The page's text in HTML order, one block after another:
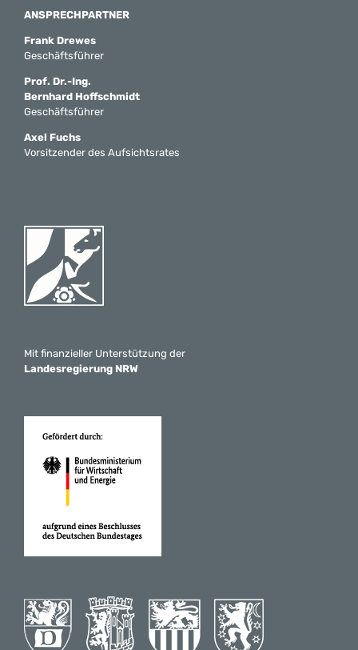
ANSPRECHPARTNER
Frank Drewes
Geschäftsführer
Prof. Dr.-Ing.
Bernhard Hoffschmidt
Geschäftsführer
Axel Fuchs
Vorsitzender des Aufsichtsrates
Mit finanzieller Unterstützung der
Landesregierung NRW